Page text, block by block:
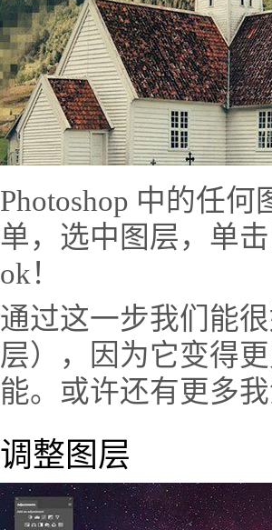
Photoshop 中的任
单，选中图层，单
ok！
通过这一步我们能
层），因为它变得
能。或许还有更多
调整图层